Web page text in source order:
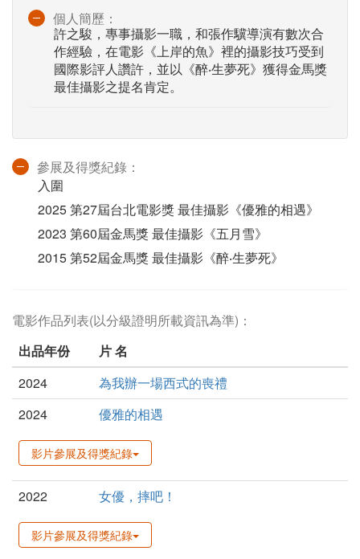
個人簡歷：
許之駿，專事攝影一職，和張作驥導演有數次合
作經驗，在電影《上岸的魚》裡的攝影技巧受到
國際影評人讚許，並以《醉‧生夢死》獲得金馬獎
最佳攝影之提名肯定。
參展及得獎紀錄：
入圍
2025 第27屆台北電影獎 最佳攝影《優雅的相遇》
2023 第60屆金馬獎 最佳攝影《五月雪》
2015 第52屆金馬獎 最佳攝影《醉‧生夢死》
電影作品列表(以分級證明所載資訊為準)：
出品年份
片 名
2024
為我辦一場西式的喪禮
2024
優雅的相遇
影片參展及得獎紀錄
2022 女優，摔吧！
影片參展及得獎紀錄